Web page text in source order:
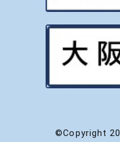
©Copyright